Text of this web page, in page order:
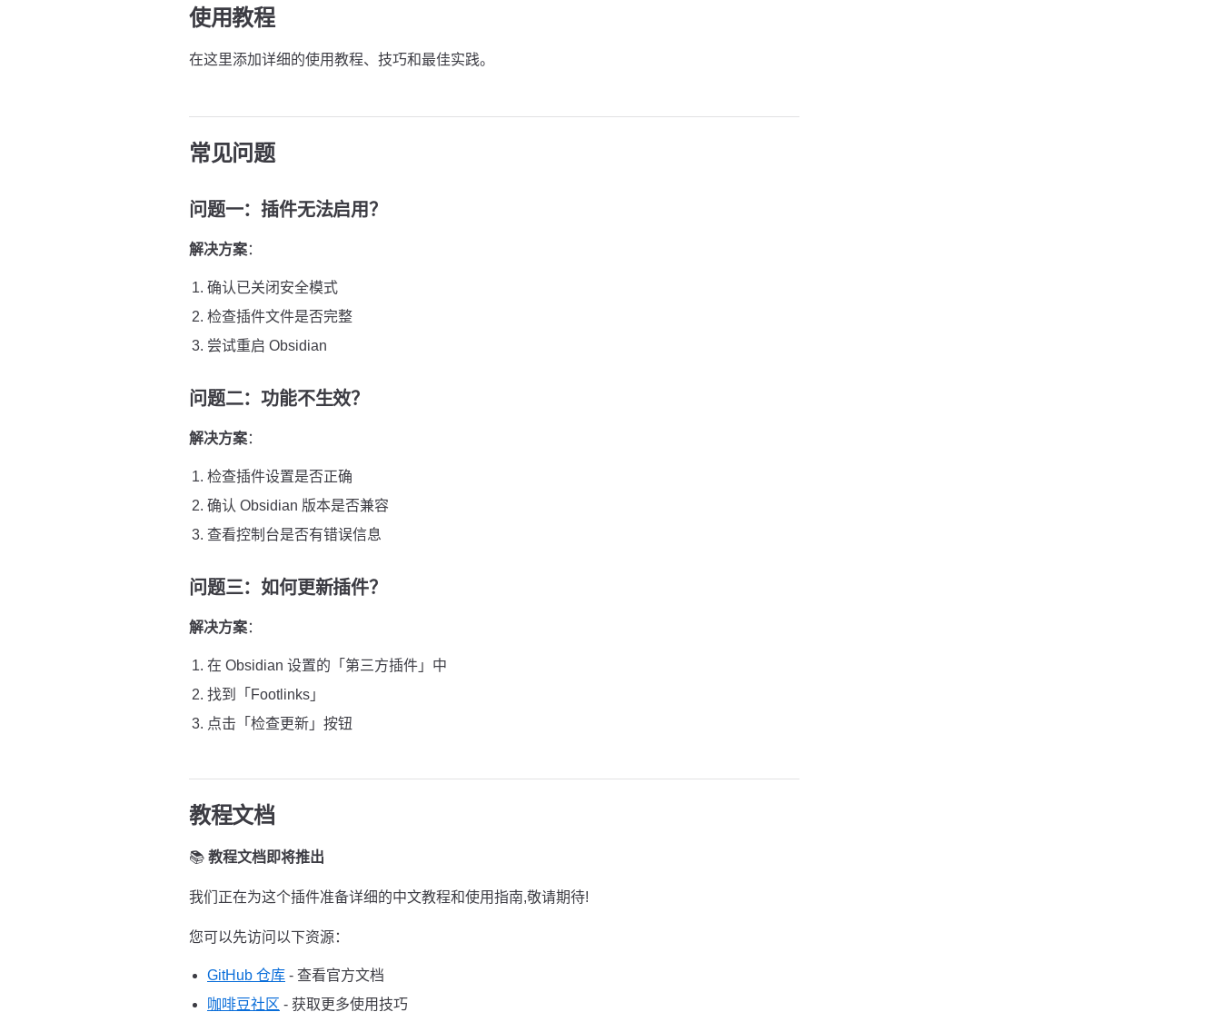
使用教程
在这里添加详细的使用教程、技巧和最佳实践。
常见问题
问题一：插件无法启用？
解决方案：
确认已关闭安全模式
检查插件文件是否完整
尝试重启 Obsidian
问题二：功能不生效？
解决方案：
检查插件设置是否正确
确认 Obsidian 版本是否兼容
查看控制台是否有错误信息
问题三：如何更新插件？
解决方案：
在 Obsidian 设置的「第三方插件」中
找到「Footlinks」
点击「检查更新」按钮
教程文档
📚 教程文档即将推出
我们正在为这个插件准备详细的中文教程和使用指南,敬请期待!
您可以先访问以下资源：
GitHub 仓库 - 查看官方文档
咖啡豆社区 - 获取更多使用技巧